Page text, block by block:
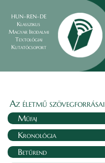
HUN–REN–DE
Klasszikus
Magyar Irodalmi
Textológiai
Kutatócsoport
Az életmű szövegforrásai
Műfaj
Kronológia
Betűrend